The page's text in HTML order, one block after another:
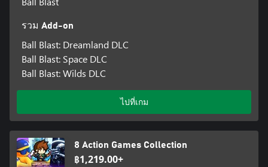
รวม Add-on
Ball Blast: Dreamland DLC
Ball Blast: Space DLC
Ball Blast: Wilds DLC
ไปที่เกม
8 Action Games Collection
฿1,219.00+